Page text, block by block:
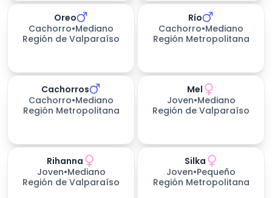
Oreo
Cachorro•Mediano
Región de Valparaíso
Río
Cachorro•Mediano
Región Metropolitana
Cachorros
Cachorro•Mediano
Región Metropolitana
Mel
Joven•Mediano
Región de Valparaíso
días esperando
Rihanna
Joven•Mediano
Región de Valparaíso
Silka
Joven•Pequeño
Región Metropolitana